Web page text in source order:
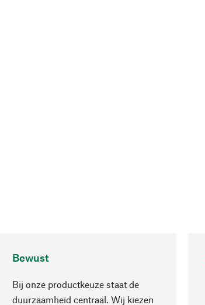
Bewust
Bij onze productkeuze staat de
duurzaamheid centraal. Wij kiezen